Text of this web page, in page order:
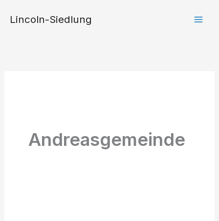
InhaltLincoln-Siedlung
Andreasgemeinde